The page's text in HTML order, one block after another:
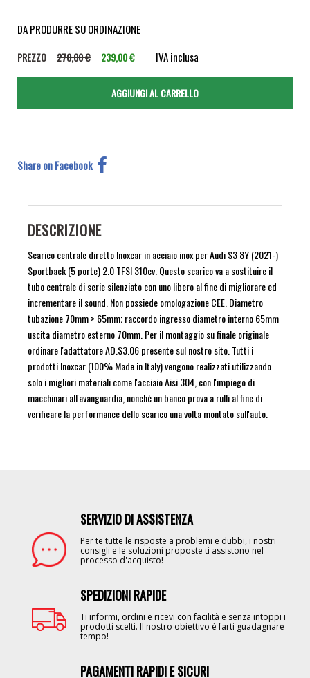
DA PRODURRE SU ORDINAZIONE
PREZZO 270,00 € 239,00 € IVA inclusa
Share on Facebook
DESCRIZIONE
Scarico centrale diretto Inoxcar in acciaio inox per Audi S3 8Y (2021-)
Sportback (5 porte) 2.0 TFSI 310cv. Questo scarico va a sostituire il
tubo centrale di serie silenziato con uno libero al fine di migliorare ed
incrementare il sound. Non possiede omologazione CEE. Diametro
tubazione 70mm > 65mm; raccordo ingresso diametro interno 65mm
uscita diametro esterno 70mm. Per il montaggio su finale originale
ordinare l'adattatore AD.S3.06 presente sul nostro sito. Tutti i
prodotti Inoxcar (100% Made in Italy) vengono realizzati utilizzando
solo i migliori materiali come l'acciaio Aisi 304, con l'impiego di
macchinari all'avanguardia, nonchè un banco prova a rulli al fine di
verificare la performance dello scarico una volta montato sull'auto.
SERVIZIO DI ASSISTENZA
Per te tutte le risposte a problemi e dubbi, i nostri
consigli e le soluzioni proposte ti assistono nel
processo d'acquisto!
SPEDIZIONI RAPIDE
Ti informi, ordini e ricevi con facilità e senza intoppi i
prodotti scelti. Il nostro obiettivo è farti guadagnare
tempo!
PAGAMENTI RAPIDI E SICURI